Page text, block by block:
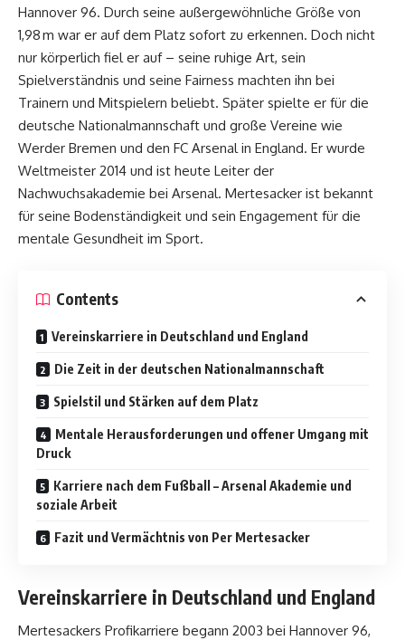
Hannover 96. Durch seine außergewöhnliche Größe von
1,98 m war er auf dem Platz sofort zu erkennen. Doch nicht
nur körperlich fiel er auf – seine ruhige Art, sein
Spielverständnis und seine Fairness machten ihn bei
Trainern und Mitspielern beliebt. Später spielte er für die
deutsche Nationalmannschaft und große Vereine wie
Werder Bremen und den FC Arsenal in England. Er wurde
Weltmeister 2014 und ist heute Leiter der
Nachwuchsakademie bei Arsenal. Mertesacker ist bekannt
für seine Bodenständigkeit und sein Engagement für die
mentale Gesundheit im Sport.
Contents
Vereinskarriere in Deutschland und England
Die Zeit in der deutschen Nationalmannschaft
Spielstil und Stärken auf dem Platz
Mentale Herausforderungen und offener Umgang mit
Druck
Karriere nach dem Fußball – Arsenal Akademie und
soziale Arbeit
Fazit und Vermächtnis von Per Mertesacker
Vereinskarriere in Deutschland und England
Mertesackers Profikarriere begann 2003 bei Hannover 96,